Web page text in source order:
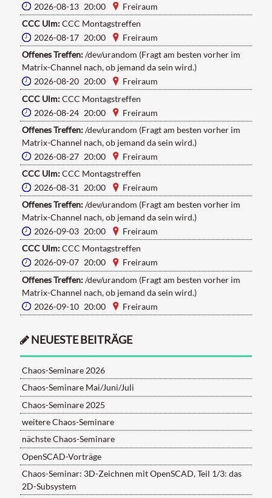
2026-08-13 20:00
Freiraum
CCC Ulm:CCC Montagstreffen
2026-08-17 20:00
Freiraum
Offenes Treffen:/dev/urandom (Fragt am besten vorher im
Matrix-Channel nach, ob jemand da sein wird.)
2026-08-20 20:00
Freiraum
CCC Ulm:CCC Montagstreffen
2026-08-24 20:00
Freiraum
Offenes Treffen:/dev/urandom (Fragt am besten vorher im
Matrix-Channel nach, ob jemand da sein wird.)
2026-08-27 20:00
Freiraum
CCC Ulm:CCC Montagstreffen
2026-08-31 20:00
Freiraum
Offenes Treffen:/dev/urandom (Fragt am besten vorher im
Matrix-Channel nach, ob jemand da sein wird.)
2026-09-03 20:00
Freiraum
CCC Ulm:CCC Montagstreffen
2026-09-07 20:00
Freiraum
Offenes Treffen:/dev/urandom (Fragt am besten vorher im
Matrix-Channel nach, ob jemand da sein wird.)
2026-09-10 20:00
Freiraum
NEUESTE BEITRÄGE
Chaos-Seminare 2026
Chaos-Seminare Mai/Juni/Juli
Chaos-Seminare 2025
weitere Chaos-Seminare
nächste Chaos-Seminare
OpenSCAD-Vorträge
Chaos-Seminar: 3D-Zeichnen mit OpenSCAD, Teil 1/3: das
2D-Subsystem